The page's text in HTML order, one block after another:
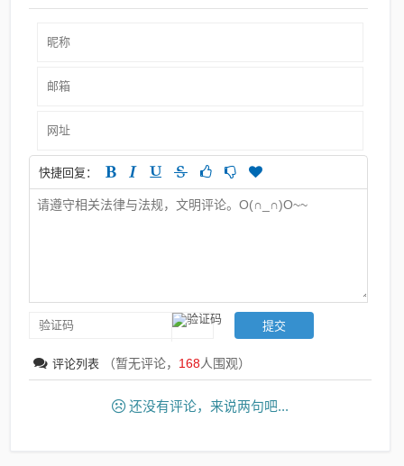
快捷回复：
评论列表 （暂无评论， 168人围观）
还没有评论，来说两句吧...